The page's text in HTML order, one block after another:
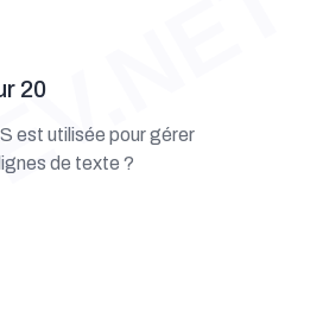
20
est utilisée pour gérer
de texte ?